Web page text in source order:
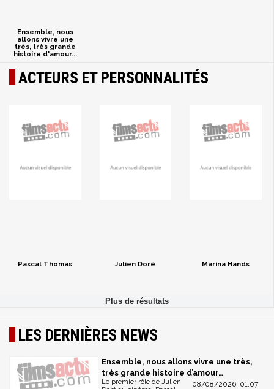
Ensemble, nous
allons vivre une
très, très grande
histoire d'amour...
ACTEURS ET PERSONNALITÉS
Pascal Thomas Julien Doré Marina Hands
LES DERNIÈRES NEWS
Ensemble, nous allons vivre une très,
très grande histoire d’amour…
08/08/2026, 01:07
Le premier rôle de Julien